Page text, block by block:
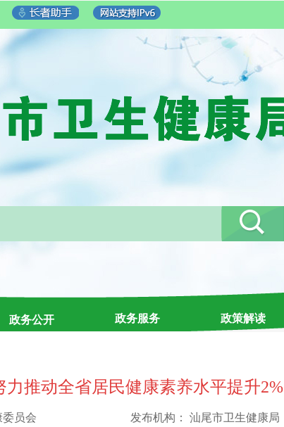
政务公开 政务服务 政策解读
力推动全省居民健康素养水平提升2%
委员会 发布机构： 汕尾市卫生健康局